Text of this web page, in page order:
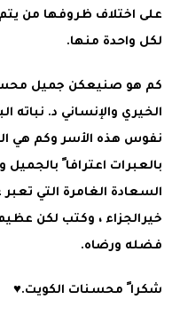
لكل واحدة منها.
كم هو صنيعكن جميل
الخيري والإنساني د.
نفوس هذه الأسر وكم هي
بالعبرات اعترافا
السعادة الغامرة التي تعبر
خيرالجزاء ، وكتب لكن
فضله ورضاه.
شكرا ً محسنات الكويت.♥